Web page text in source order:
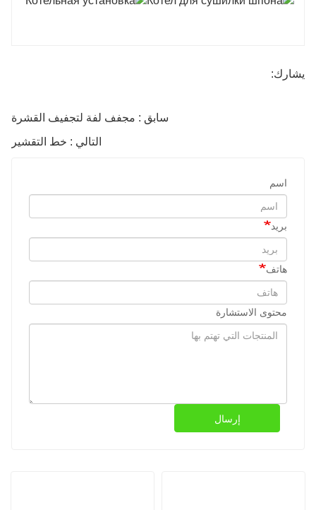
يشارك:
سابق : مجفف لفة لتجفيف القشرة
التالي : خط التقشير
اسم
بريد
هاتف
محتوى الاستشارة
إرسال